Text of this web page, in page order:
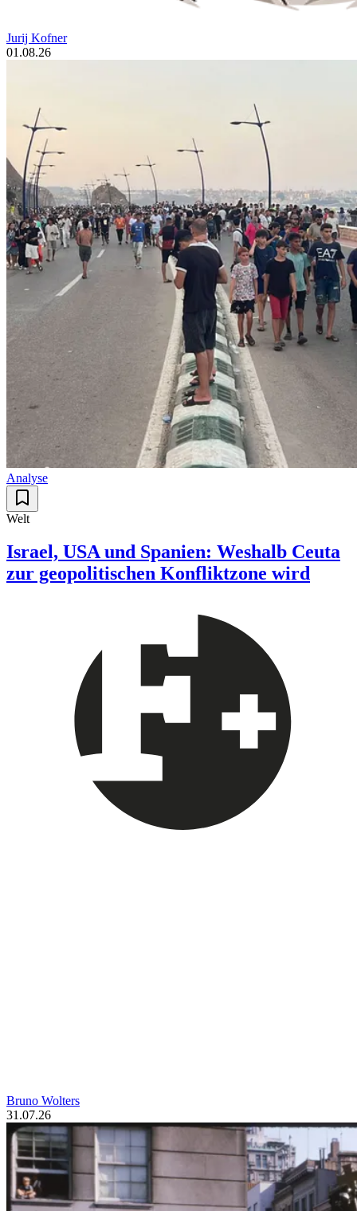
Jurij Kofner
01.08.26
Analyse
Welt
Israel, USA und Spanien: Weshalb Ceuta
zur geopolitischen Konfliktzone wird
Bruno Wolters
31.07.26